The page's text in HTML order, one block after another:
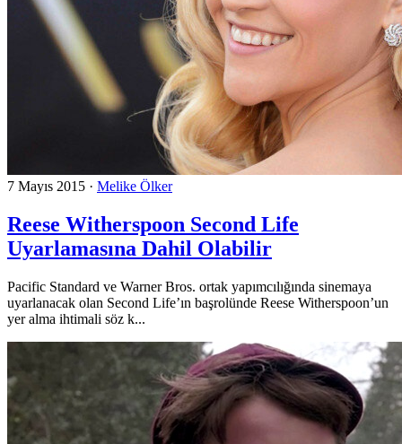
7 Mayıs 2015 · Melike Ölker
Reese Witherspoon Second Life
Uyarlamasına Dahil Olabilir
Pacific Standard ve Warner Bros. ortak yapımcılığında sinemaya
uyarlanacak olan Second Life’ın başrolünde Reese Witherspoon’un
yer alma ihtimali söz k...